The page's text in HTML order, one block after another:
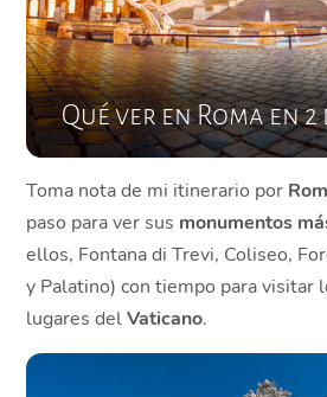
Qué ver en Roma en 2
Toma nota de mi itinerario por
paso para ver sus monumentos
ellos, Fontana di Trevi, Coliseo,
y Palatino) con tiempo para visitar
lugares delVaticano.